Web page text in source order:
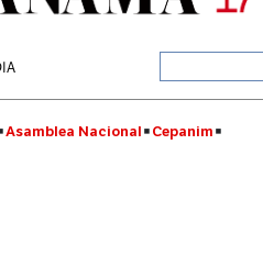
Asamblea Nacional Cepanim